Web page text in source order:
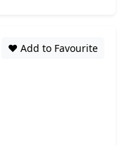
❤️ Add to Favourite